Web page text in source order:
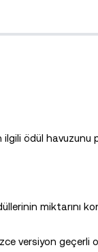
ilgili ödül havuzunu
miktarını
versiyon geçerli